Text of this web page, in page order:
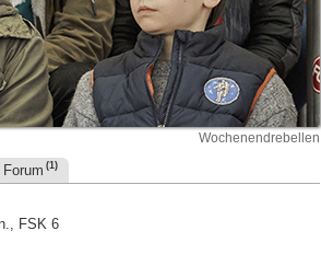
Wochenendrebellen
Forum (1)
FSK 6